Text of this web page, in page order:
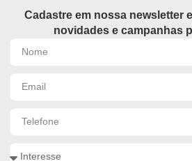
Cadastre em nossa newsletter
novidades e campanhas